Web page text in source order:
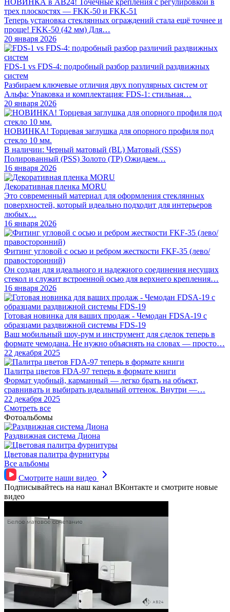
НОВИНКА в АВ24! Точечные крепления с регулировкой в
трех плоскостях — FKK-50 и FKK-51
Теперь установка стеклянных ограждений стала ещё точнее и
проще! FKK-50 (42 мм) Для…
20 января 2026
FDS-1 vs FDS-4: подробный разбор различий раздвижных
систем
Разбираем ключевые отличия двух популярных систем от
Альфа: Упаковка и комплектация: FDS-1: стильная…
20 января 2026
НОВИНКА! Торцевая заглушка для опорного профиля под
стекло 10 мм.
В наличии: Черный матовый (BL) Матовый (SSS)
Полированный (PSS) Золото (TP) Ожидаем…
16 января 2026
Декоративная пленка MORU
Это современный материал для оформления стеклянных
поверхностей, который идеально подходит для интерьеров
любых…
16 января 2026
Фитинг угловой с осью и ребром жесткости FKF-35 (лево/
правосторонний)
Он создан для идеального и надежного соединения несущих
стекол и служит встроенной осью для верхнего крепления…
16 января 2026
Готовая новинка для ваших продаж - Чемодан FDSA-19 с
образцами раздвижной системы FDS‑19
Ваш мобильный шоу-рум и инструмент для сделок теперь в
формате чемодана. Не нужно объяснять на словах — просто…
22 декабря 2025
Палитра цветов FDA-97 теперь в формате книги
Формат удобный, карманный — легко брать на объект,
сравнивать и выбирать идеальный оттенок. Внутри —…
22 декабря 2025
Смотреть все
Фотоальбомы
Раздвижная система Диона
Цветовая палитра фурнитуры
Все альбомы
Смотрите наши видео
Подписывайтесь на наш канал ВКонтакте и смотрите новые
видео